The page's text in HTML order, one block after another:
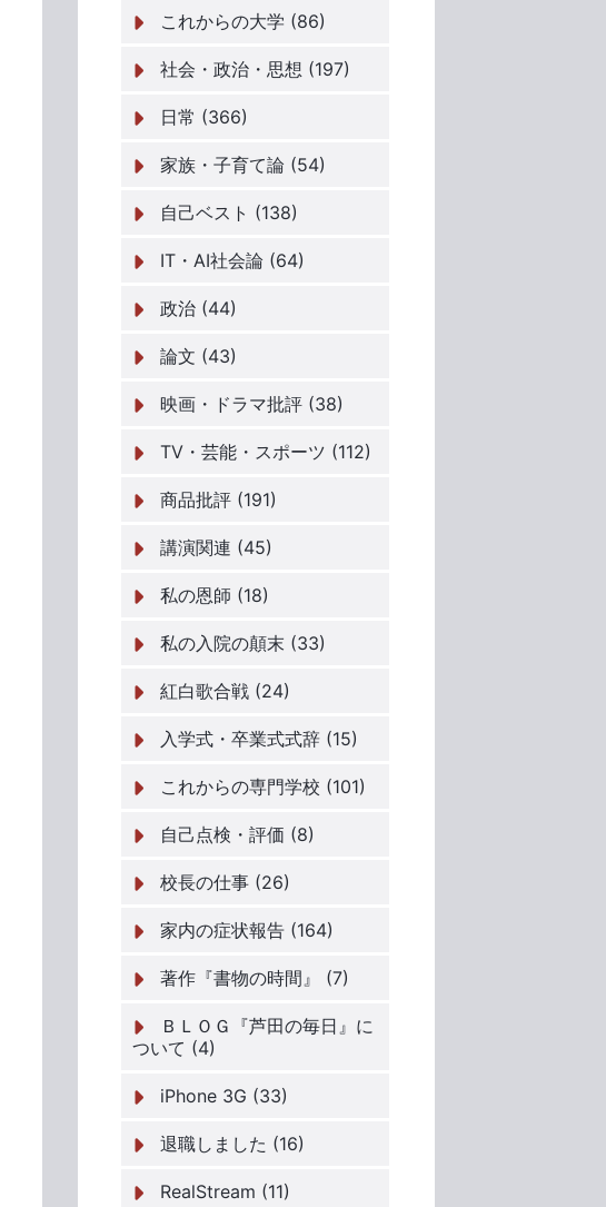
これからの大学 (86)
社会・政治・思想 (197)
日常 (366)
家族・子育て論 (54)
自己ベスト (138)
IT・AI社会論 (64)
政治 (44)
論文 (43)
映画・ドラマ批評 (38)
TV・芸能・スポーツ (112)
商品批評 (191)
講演関連 (45)
私の恩師 (18)
私の入院の顛末 (33)
紅白歌合戦 (24)
入学式・卒業式式辞 (15)
これからの専門学校 (101)
自己点検・評価 (8)
校長の仕事 (26)
家内の症状報告 (164)
著作『書物の時間』 (7)
ＢＬＯＧ『芦田の毎日』に
ついて (4)
iPhone 3G (33)
退職しました (16)
RealStream (11)